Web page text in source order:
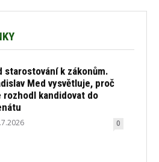
starostování k zákonům.
Med vysvětluje, proč
rozhodl kandidovat do
0